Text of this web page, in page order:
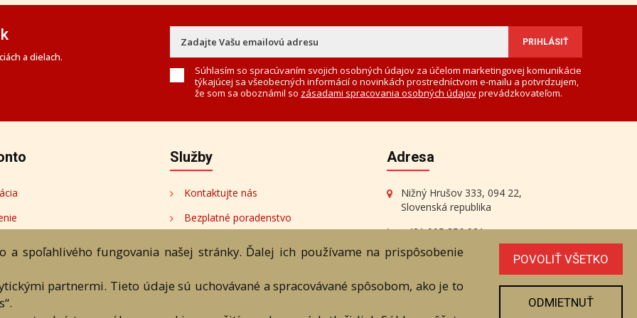
a dielach.
Súhlasím so spracúvaním svojich osobných údajov za účelom marketingovej komunikácie
týkajúcej sa všeobecných informácií o novinkách prostredníctvom e-mailu a potvrdzujem,
že som sa oboznámil so zásadami spracovania osobných údajovprevádzkovateľom.
Služby
Kontaktujte nás
Bezplatné poradenstvo
Adresa
Nižný Hrušov 333, 094 22,
Slovenská republika
+421 905 356 921
+421 905 959 101
a spoľahlivého fungovania našej stránky. Ďalej ich používame na prispôsobenie
partnermi. Tieto údaje sú uchovávané a spracovávané spôsobom, ako je to
POVOLIŤ VŠETKO
ODMIETNUŤ